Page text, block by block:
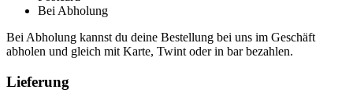
Bei Abholung
Bei Abholung kannst du deine Bestellung bei uns im Geschäft
abholen und gleich mit Karte, Twint oder in bar bezahlen.
Lieferung